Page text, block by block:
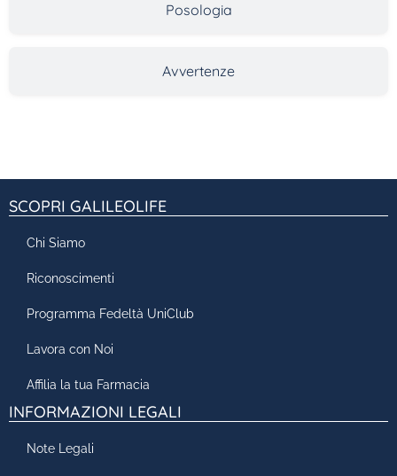
Posologia
Avvertenze
SCOPRI GALILEOLIFE
Chi Siamo
Riconoscimenti
Programma Fedeltà UniClub
Lavora con Noi
Affilia la tua Farmacia
INFORMAZIONI LEGALI
Note Legali